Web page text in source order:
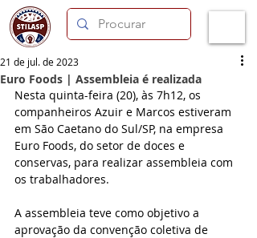
Euro Foods | Assembleia é realizada
21 de jul. de 2023
Nesta quinta-feira (20), às 7h12, os
companheiros Azuir e Marcos estiveram
em São Caetano do Sul/SP, na empresa
Euro Foods, do setor de doces e
conservas, para realizar assembleia com
os trabalhadores.
A assembleia teve como objetivo a
aprovação da convenção coletiva de